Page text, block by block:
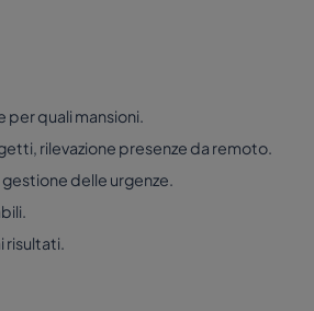
per quali mansioni.
rilevazione presenze da remoto.
delle urgenze.
risultati.